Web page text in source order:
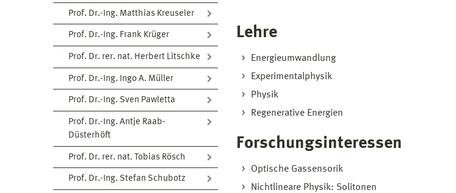
Prof. Dr.-Ing. Matthias Kreuseler
Prof. Dr.-Ing. Frank Krüger
Prof. Dr. rer. nat. Herbert Litschke
Prof. Dr.-Ing. Ingo A. Müller
Prof. Dr.-Ing. Sven Pawletta
Prof. Dr.-Ing. Antje Raab-
Düsterhöft
Prof. Dr. rer. nat. Tobias Rösch
Prof. Dr.-Ing. Stefan Schubotz
Lehre
Energieumwandlung
Experimentalphysik
Physik
Regenerative Energien
Forschungsinteressen
Optische Gassensorik
Nichtlineare Physik: Solitonen